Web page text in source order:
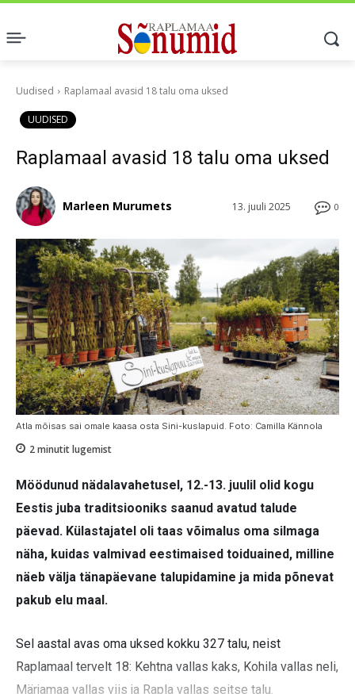
Uudised Raplamaal avasid 18 talu oma uksed
UUDISED
Raplamaal avasid 18 talu oma uksed
0
13. juuli 2025
Marleen Murumets
Atla mõisas sai omale kaasa osta Sini-kuslapuid. Foto: Camilla Kännola
2minutit lugemist
Möödunud nädalavahetusel, 12.-13. juulil olid kogu
Eestis juba traditsiooniks saanud avatud talude
päevad. Külastajatel oli taas võimalus oma silmaga
näha, kuidas valmivad eestimaised toiduained, milline
näeb välja tänapäevane talupidamine ja mida põnevat
pakub elu maal.
Sel aastal avas oma uksed kokku 327 talu, neist
Raplamaal tervelt 18: Kehtna vallas kaks, Kohila vallas neli,
Märjamaa vallas viis ja Rapla vallas seitse talu.